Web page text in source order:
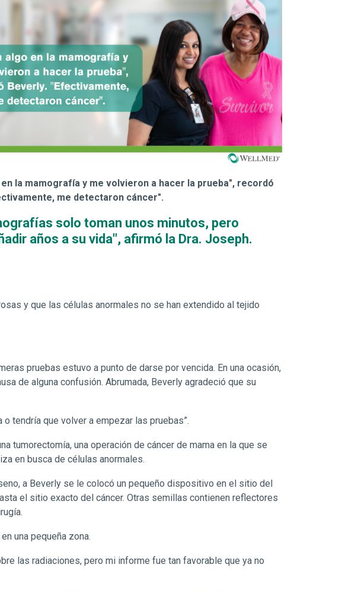
la mamografía y me volvieron a hacer la prueba", recordó
me detectaron cáncer".
solo toman unos minutos, pero
años a su vida", afirmó la Dra. Joseph.
y que las células anormales no se han extendido al tejido
pruebas estuvo a punto de darse por vencida. En una ocasión,
de alguna confusión. Abrumada, Beverly agradeció que su
tendría que volver a empezar las pruebas”.
tumorectomía, una operación de cáncer de mama en la que se
en busca de células anormales.
a Beverly se le colocó un pequeño dispositivo en el sitio del
el sitio exacto del cáncer. Otras semillas contienen reflectores
una pequeña zona.
las radiaciones, pero mi informe fue tan favorable que ya no